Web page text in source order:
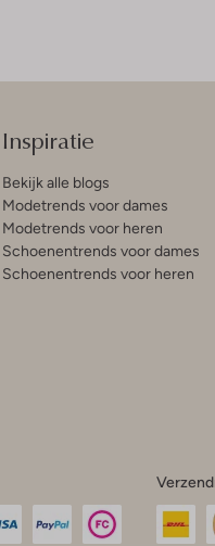
Inspiratie
Bekijk alle blogs
Modetrends voor dames
Modetrends voor heren
Schoenentrends voor dames
Schoenentrends voor heren